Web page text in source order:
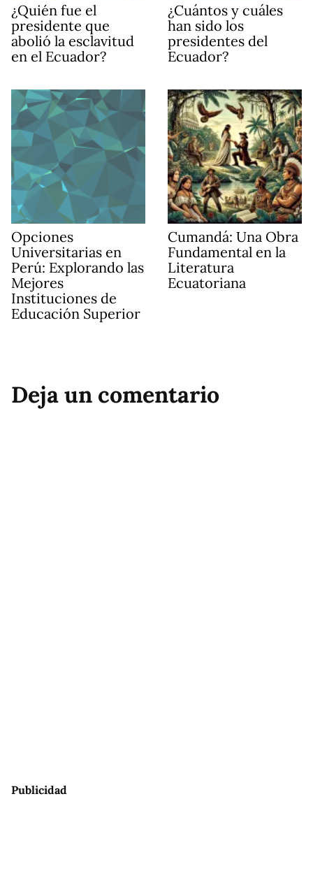
¿Quién fue el
presidente que
abolió la esclavitud
en el Ecuador?
¿Cuántos y cuáles
han sido los
presidentes del
Ecuador?
Opciones
Universitarias en
Perú: Explorando las
Mejores
Instituciones de
Educación Superior
Cumandá: Una Obra
Fundamental en la
Literatura
Ecuatoriana
Deja un comentario
Publicidad